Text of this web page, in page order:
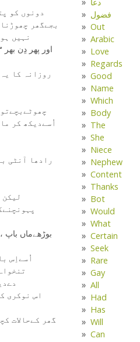
دونوں کو
بجےگھر
نہیں
روزانہ کا
اُسےدیکھ کر
بوڑھےماں باپ
اُسےاِس
اس نوکری
گھر کےحالات
فضول
Out
Arabic
Love
Regards
Good
Name
Which
Body
The
She
Niece
Nephew
Content
Thanks
Bot
Would
What
Certain
Seek
Rare
Gay
All
Had
Has
Will
Can